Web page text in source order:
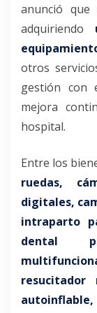
anunció
adquiriendo
otros
gestión con
mejora
hospital.
Entre los
ruedas,
digitales,
intraparto
dental